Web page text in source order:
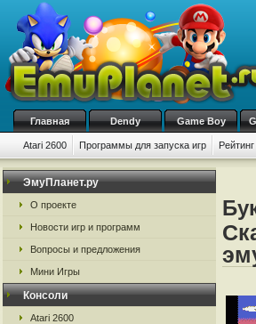
Главная Dendy Game Boy
Atari 2600 Программы для запуска игр Рейтинг
ЭмуПланет.ру
О проекте
Новости игр и программ
Вопросы и предложения
Мини Игры
Консоли
Atari 2600